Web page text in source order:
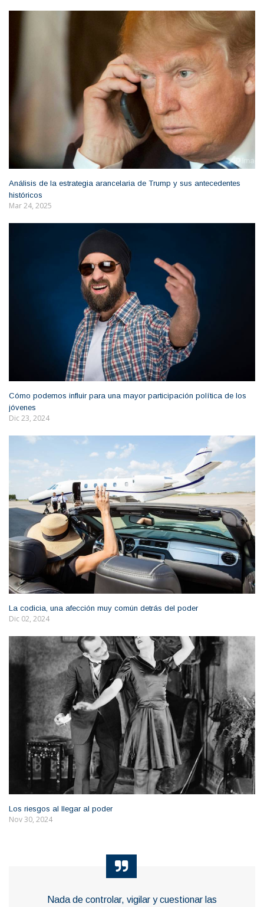
Análisis de la estrategia arancelaria de Trump y sus antecedentes
históricos
Mar 24, 2025
Cómo podemos influir para una mayor participación política de los
jóvenes
Dic 23, 2024
La codicia, una afección muy común detrás del poder
Dic 02, 2024
Los riesgos al llegar al poder
Nov 30, 2024
Nada de controlar, vigilar y cuestionar las